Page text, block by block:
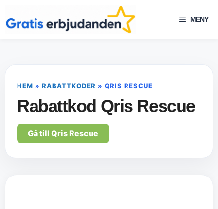
till
innehåll
MENY
HEM »RABATTKODER » QRIS RESCUE
Rabattkod Qris Rescue
Gå till Qris Rescue